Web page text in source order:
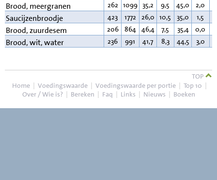
Brood, meergranen 262 1099 35,2 9,5 45,0 2,0
Saucijzenbroodje 423 1772 26,0 10,5 35,0 1,5
Brood, zuurdesem 206 864 46,4 7,5 35,4 0,0
Brood, wit, water 236 991 41,7 8,3 44,5 3,0
TOP
Home | Voedingswaarde | Voedingswaarde per portie | Top 10 |
Over / Wie is? | Bereken | Faq | Links | Nieuws | Boeken